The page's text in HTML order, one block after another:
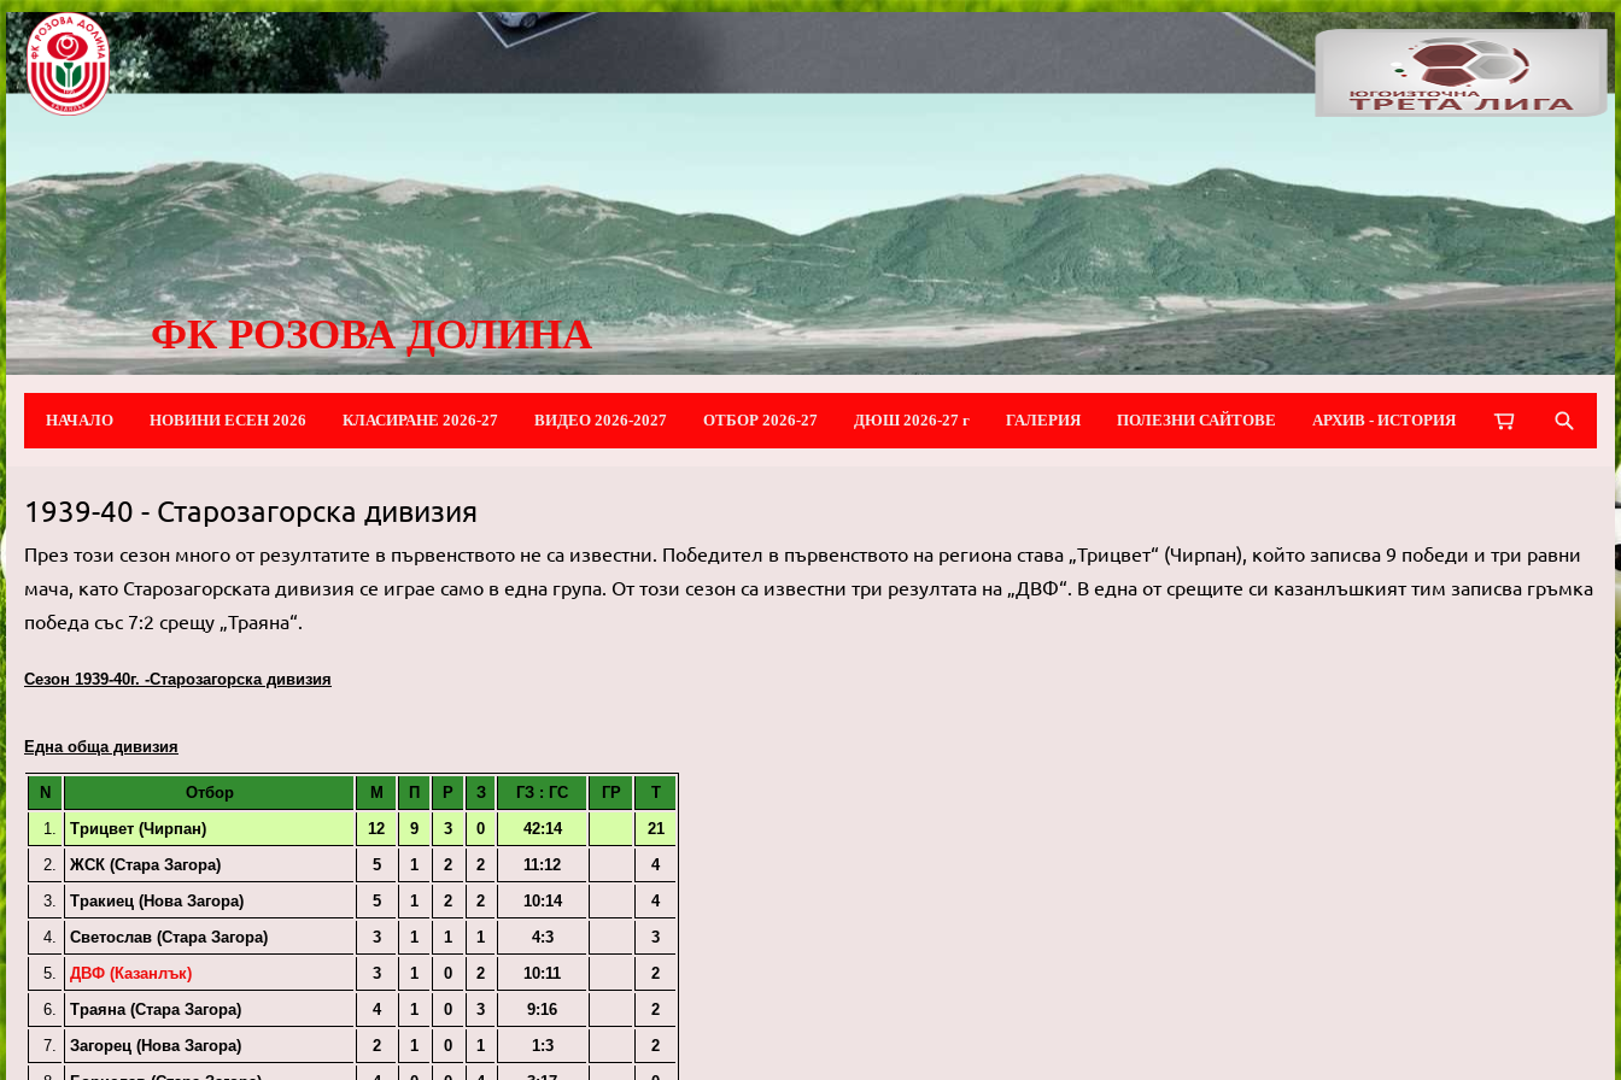
ФК РОЗОВА ДОЛИНА
НАЧАЛО НОВИНИ ЕСЕН 2026 КЛАСИРАНЕ 2026-27 ВИДЕО 2026-2027 ОТБОР 2026-27 ДЮШ 2026-27 г ГАЛЕРИЯ ПОЛЕЗНИ САЙТОВЕ АРХИВ - ИСТОРИЯ
1939-40 - Старозагорска дивизия
През този сезон много от резултатите в първенството не са известни. Победител в първенството на региона става „Трицвет“ (Чирпан), който записва 9 победи и три равни
мача, като Старозагорската дивизия се играе само в една група. От този сезон са известни три резултата на „ДВФ“. В една от срещите си казанлъшкият тим записва гръмка
победа със 7:2 срещу „Траяна“.
Сезон 1939-40г. -Старозагорска дивизия
Една обща дивизия
N Отбор М П Р З ГЗ : ГС ГР
Т
1.
Трицвет (Чирпан) 12 9 3 0 42:14
21
2.
ЖСК (Стара Загора) 5 1 2 2 11:12
4
3.
Тракиец (Нова Загора) 5 1 2 2 10:14
4
4.
Светослав (Стара Загора) 3 1 1 1 4:3
3
5.
ДВФ (Казанлък) 3 1 0 2 10:11
2
6.
Траяна (Стара Загора) 4 1 0 3 9:16
2
7.
Загорец (Нова Загора) 2 1 0 1 1:3
2